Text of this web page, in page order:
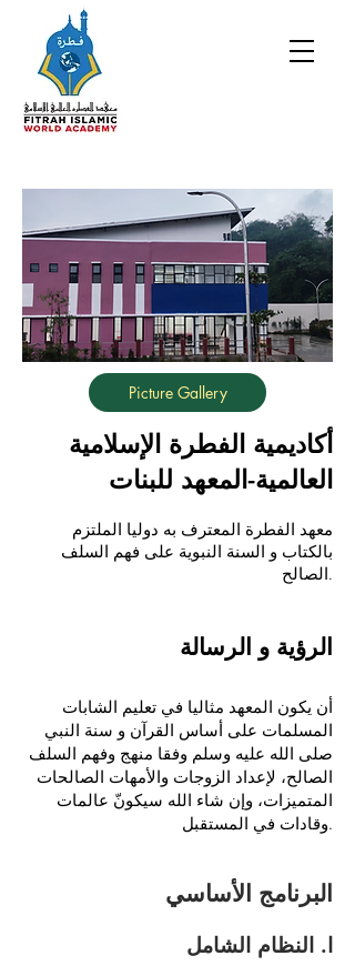
Picture Gallery
أكاديمية الفطرة الإسلامية
العالمية-المعهد للبنات
معهد الفطرة المعترف به دوليا الملتزم
بالكتاب و السنة النبوية على فهم السلف
الصالح.
الرؤية و الرسالة
أن يكون المعهد مثاليا في تعليم الشابات
المسلمات على أساس القرآن و سنة النبي
صلى الله عليه وسلم وفقا منهج وفهم السلف
الصالح، لإعداد الزوجات والأمهات الصالحات
المتميزات، وإن شاء الله سيكونّ عالمات
وقادات في المستقبل.
البرنامج الأساسي
ا. النظام الشامل